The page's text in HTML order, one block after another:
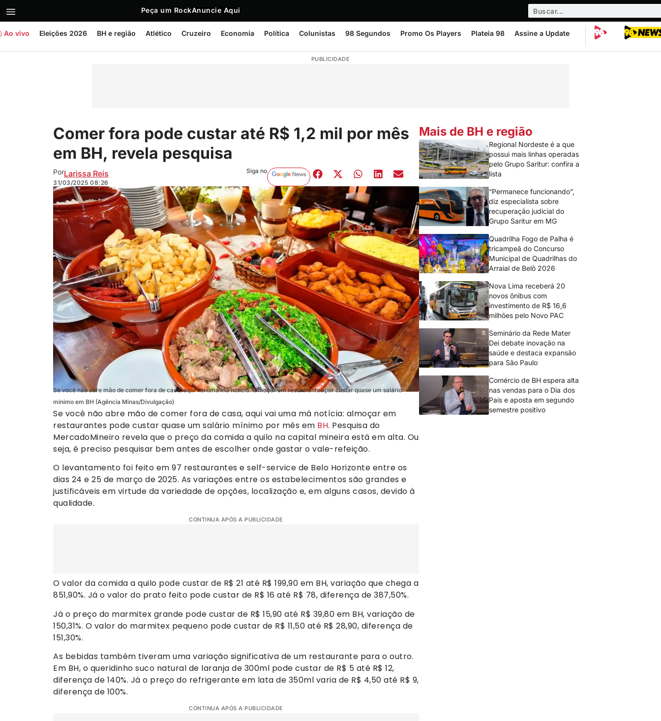
Peça um RockAnuncie Aqui
Ao vivo Eleições 2026 BH e região Atlético Cruzeiro Economia Política Colunistas 98 Segundos Promo Os Players Plateia 98 Assine a Update
PUBLICIDADE
Comer fora pode custar até R$ 1,2 mil por mês
em BH, revela pesquisa
PorLarissa Reis
31/03/2025 08:26
Siga no
Se você não abre mão de comer fora de casa, aqui vai uma má notícia: almoçar em restaurantes por custar quase um salário
mínimo em BH (Agência Minas/Divulgação)
Se você não abre mão de comer fora de casa, aqui vai uma má notícia: almoçar em
restaurantes pode custar quase um salário mínimo por mês em BH. Pesquisa do
MercadoMineiro revela que o preço da comida a quilo na capital mineira está em alta. Ou
seja, é preciso pesquisar bem antes de escolher onde gastar o vale-refeição.
O levantamento foi feito em 97 restaurantes e self-service de Belo Horizonte entre os
dias 24 e 25 de março de 2025. As variações entre os estabelecimentos são grandes e
justificáveis em virtude da variedade de opções, localização e, em alguns casos, devido à
qualidade.
CONTINUA APÓS A PUBLICIDADE
O valor da comida a quilo pode custar de R$ 21 até R$ 199,90 em BH, variação que chega a
851,90%. Já o valor do prato feito pode custar de R$ 16 até R$ 78, diferença de 387,50%.
Já o preço do marmitex grande pode custar de R$ 15,90 até R$ 39,80 em BH, variação de
150,31%. O valor do marmitex pequeno pode custar de R$ 11,50 até R$ 28,90, diferença de
151,30%.
As bebidas também tiveram uma variação significativa de um restaurante para o outro.
Em BH, o queridinho suco natural de laranja de 300ml pode custar de R$ 5 até R$ 12,
diferença de 140%. Já o preço do refrigerante em lata de 350ml varia de R$ 4,50 até R$ 9,
diferença de 100%.
CONTINUA APÓS A PUBLICIDADE
Mais de BH e região
Regional Nordeste é a que
possui mais linhas operadas
pelo Grupo Saritur: confira a
lista
“Permanece funcionando”,
diz especialista sobre
recuperação judicial do
Grupo Saritur em MG
Quadrilha Fogo de Palha é
tricampeã do Concurso
Municipal de Quadrilhas do
Arraial de Belô 2026
Nova Lima receberá 20
novos ônibus com
investimento de R$ 16,6
milhões pelo Novo PAC
Seminário da Rede Mater
Dei debate inovação na
saúde e destaca expansão
para São Paulo
Comércio de BH espera alta
nas vendas para o Dia dos
Pais e aposta em segundo
semestre positivo